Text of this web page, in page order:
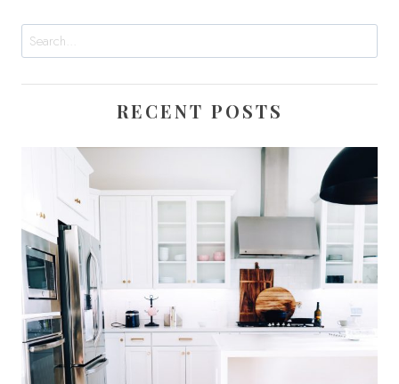
RECENT POSTS